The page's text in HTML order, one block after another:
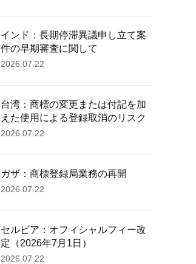
インド：長期停滞異議申し立て案
件の早期審査に関して
2026.07.22
台湾：商標の変更または付記を加
えた使用による登録取消のリスク
2026.07.22
ガザ：商標登録局業務の再開
2026.07.22
セルビア：オフィシャルフィー改
定（2026年7月1日）
2026.07.22